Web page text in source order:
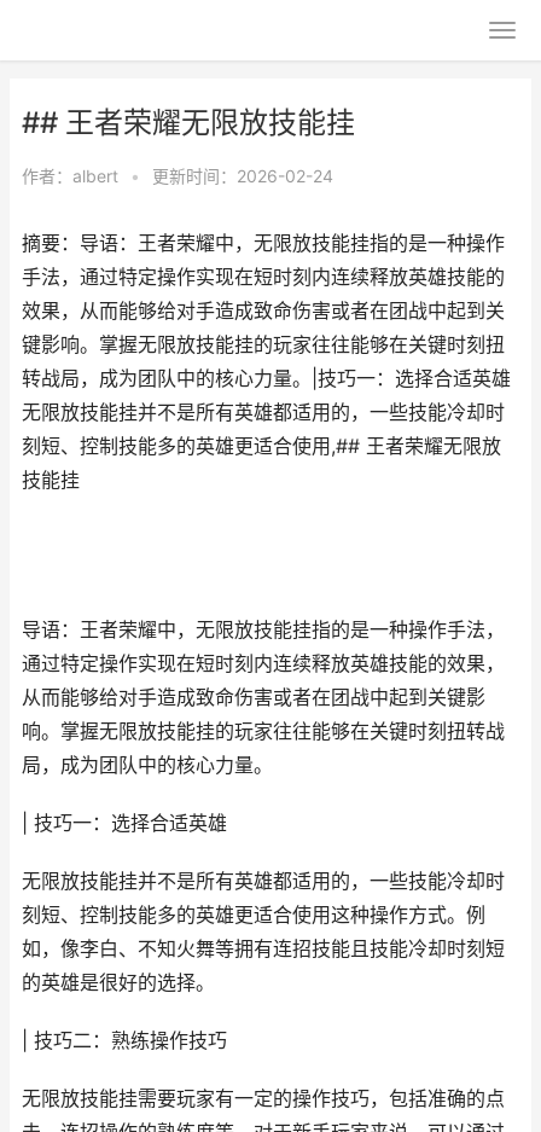
## 王者荣耀无限放技能挂
作者： albert • 更新时间：2026-02-24
摘要：导语：王者荣耀中，无限放技能挂指的是一种操作
手法，通过特定操作实现在短时刻内连续释放英雄技能的
效果，从而能够给对手造成致命伤害或者在团战中起到关
键影响。掌握无限放技能挂的玩家往往能够在关键时刻扭
转战局，成为团队中的核心力量。|技巧一：选择合适英雄
无限放技能挂并不是所有英雄都适用的，一些技能冷却时
刻短、控制技能多的英雄更适合使用,## 王者荣耀无限放
技能挂
导语：王者荣耀中，无限放技能挂指的是一种操作手法，
通过特定操作实现在短时刻内连续释放英雄技能的效果，
从而能够给对手造成致命伤害或者在团战中起到关键影
响。掌握无限放技能挂的玩家往往能够在关键时刻扭转战
局，成为团队中的核心力量。
| 技巧一：选择合适英雄
无限放技能挂并不是所有英雄都适用的，一些技能冷却时
刻短、控制技能多的英雄更适合使用这种操作方式。例
如，像李白、不知火舞等拥有连招技能且技能冷却时刻短
的英雄是很好的选择。
| 技巧二：熟练操作技巧
无限放技能挂需要玩家有一定的操作技巧，包括准确的点